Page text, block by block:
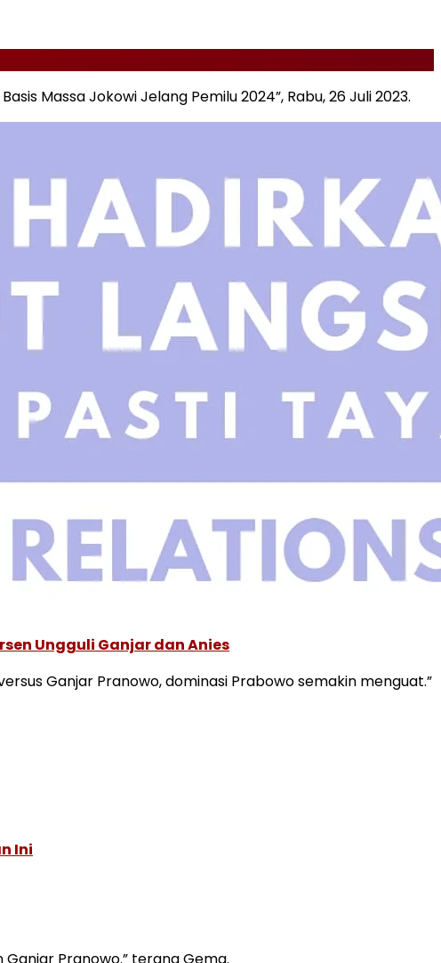
Massa Jokowi Jelang Pemilu 2024”, Rabu, 26 Juli 2023.
Ungguli Ganjar dan Anies
Ganjar Pranowo, dominasi Prabowo semakin menguat.”
Ini
Pranowo.” terang Gema.